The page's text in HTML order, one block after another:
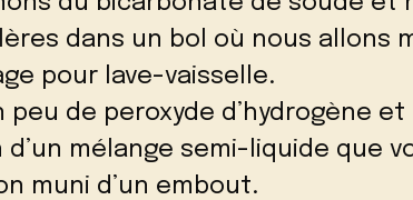
dans un bol où nous allons
pour lave-vaisselle.
de peroxyde d’hydrogène et
d’un mélange semi-liquide que
muni d’un embout.